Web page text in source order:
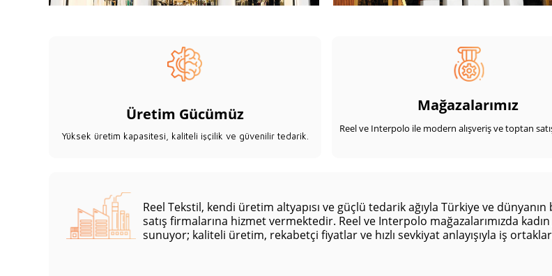
Üretim Gücümüz
Yüksek üretim kapasitesi, kaliteli işçilik ve güvenilir tedarik.
Mağazalarımız
Reel ve Interpolo ile modern alışveriş ve toptan
Reel Tekstil, kendi üretim altyapısı ve güçlü tedarik ağıyla Türkiye ve
satış firmalarına hizmet vermektedir. Reel ve Interpolo mağazalarımızda
sunuyor; kaliteli üretim, rekabetçi fiyatlar ve hızlı sevkiyat anlayışıyla iş